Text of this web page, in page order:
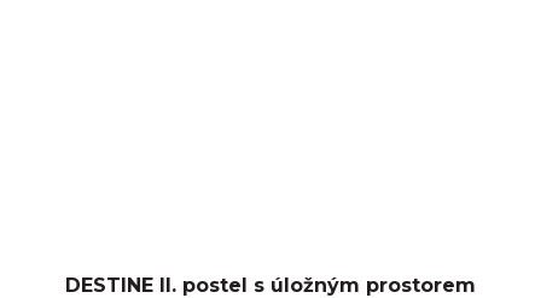
DESTINE II. postel s úložným prostorem